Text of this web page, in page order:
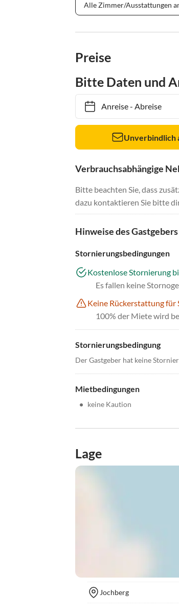
Alle Zimmer/Ausstattungen
Preise
Bitte Daten und
Anreise- Abreise
Unverbindlich
Verbrauchsabhängige
Bitte beachten Sie, dass
dazu kontaktieren Sie bitte
Hinweise des Gastgebers
Stornierungsbedingungen
Kostenlose Stornierung
Es fallen keine
Keine Rückerstattung für
100% der Miete wird
Stornierungsbedingung
Der Gastgeber hat keine
Mietbedingungen
• keine Kaution
Lage
Jochberg